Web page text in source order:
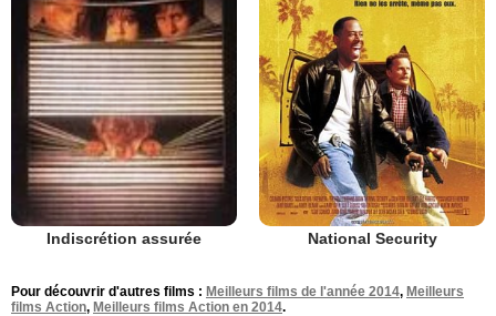
Indiscrétion assurée National Security
Pour découvrir d'autres films : Meilleurs films de l'année 2014, Meilleurs
films Action, Meilleurs films Action en 2014.